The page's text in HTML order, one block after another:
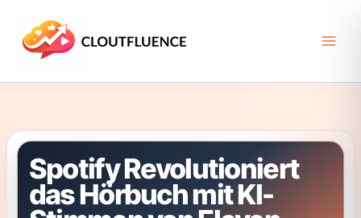
springen
Spotify Revolutioniert
das Hörbuch mit KI-